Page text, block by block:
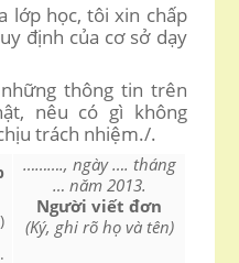
lớp học, tôi xin chấp
định của cơ sở dạy
thông tin trên
nêu có gì không
trách nhiệm./.
………., ngày …. tháng
… năm 2013.
Người viết đơn
(Ký, ghi rõ họ và tên)